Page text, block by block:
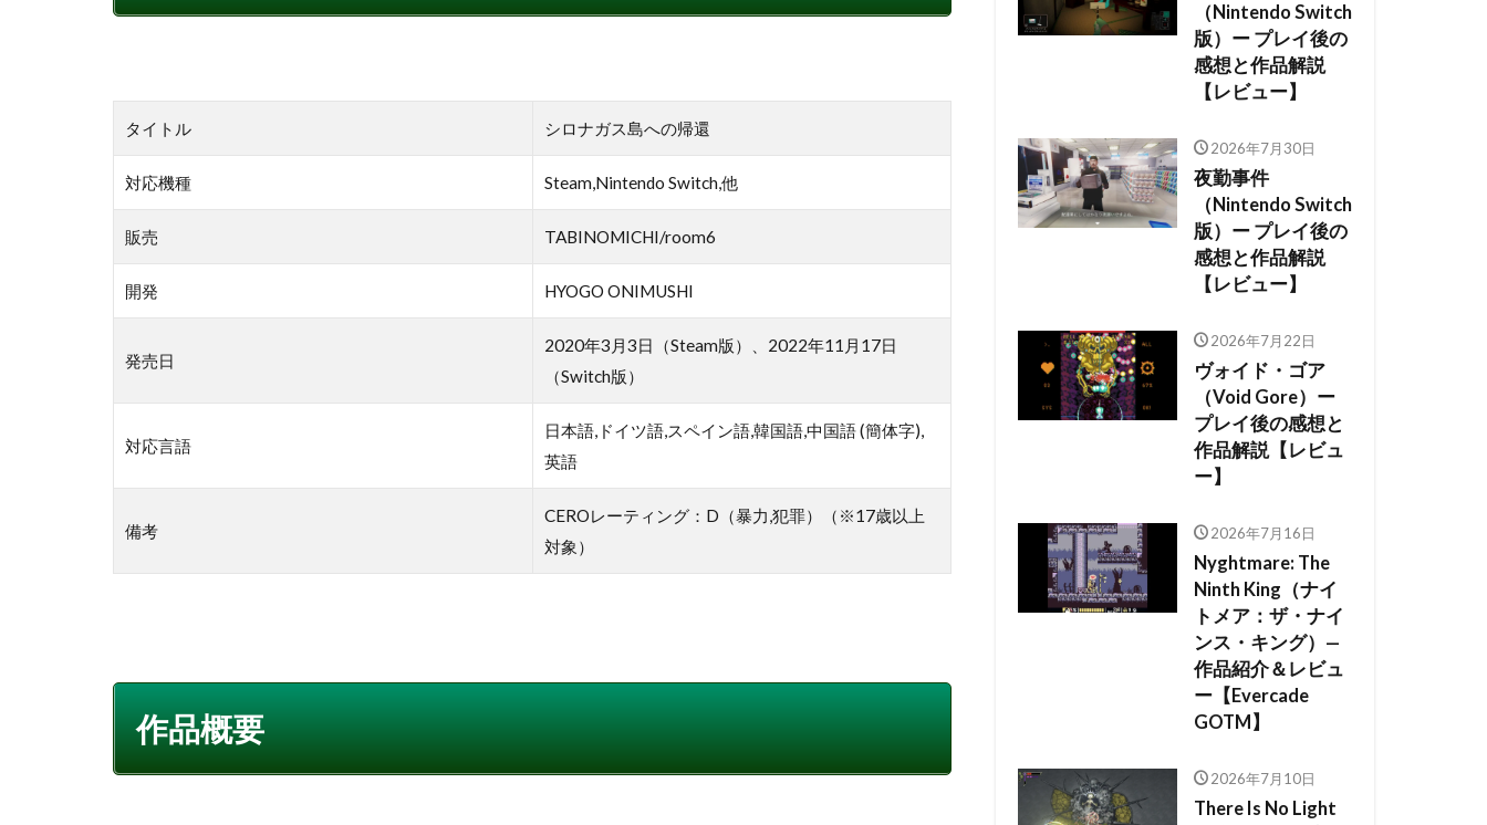
タイトル シロナガス島への帰還
対応機種 Steam,Nintendo Switch,他
販売 TABINOMICHI/room6
開発 HYOGO ONIMUSHI
発売日
2020年3月3日（Steam版）、2022年11月17日
（Switch版）
対応言語
日本語,ドイツ語,スペイン語,韓国語,中国語 (簡体字),
英語
備考
CEROレーティング：D（暴力,犯罪）（※17歳以上
対象）
作品概要
（Nintendo Switch
版）ー プレイ後の
感想と作品解説
【レビュー】
2026年7月30日
夜勤事件
（Nintendo Switch
版）ー プレイ後の
感想と作品解説
【レビュー】
2026年7月22日
ヴォイド・ゴア
（Void Gore）ー
プレイ後の感想と
作品解説【レビュ
ー】
2026年7月16日
Nyghtmare: The
Ninth King（ナイ
トメア：ザ・ナイ
ンス・キング）—
作品紹介＆レビュ
ー【Evercade
GOTM】
2026年7月10日
There Is No Light